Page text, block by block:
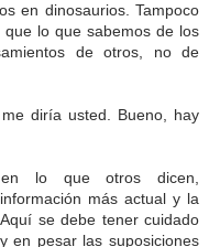
en dinosaurios. Tampoco
lo que sabemos de los
de otros, no de
diría usted. Bueno, hay
lo que otros dicen,
más actual y la
se debe tener cuidado
en pesar las suposiciones